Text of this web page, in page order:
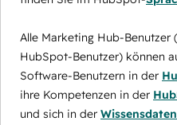
Alle Marketing Hub-Benutzer
HubSpot-Benutzer) können
Software-Benutzern in der
ihre Kompetenzen in der
und sich in der